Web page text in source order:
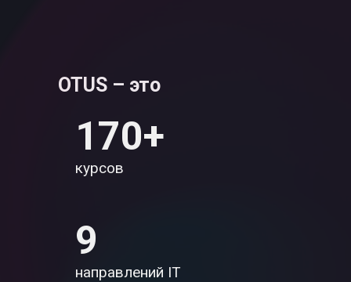
OTUS – это
170+
курсов
9
направлений IT